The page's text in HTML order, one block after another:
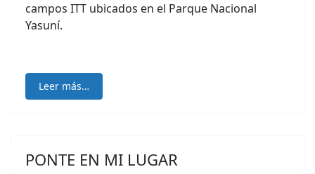
campos ITT ubicados en el Parque Nacional
Yasuní.
Leer más…
PONTE EN MI LUGAR